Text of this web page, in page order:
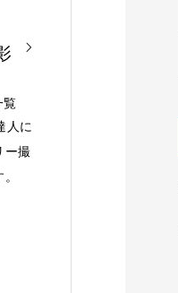
覧
人に
ー撮